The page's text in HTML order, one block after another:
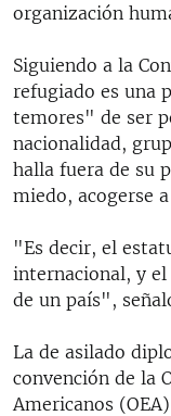
organización
Siguiendo a la
refugiado es una
temores" de ser
nacionalidad,
halla fuera de su
miedo, acogerse
"Es decir, el
internacional, y
de un país",
La de asilado
convención de la
Americanos